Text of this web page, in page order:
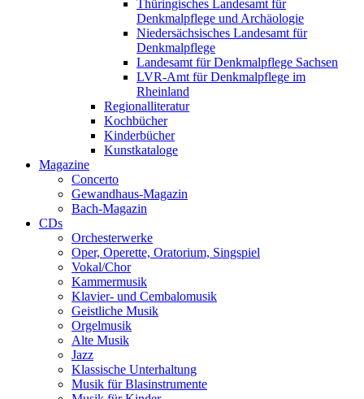
Thüringisches Landesamt für
Denkmalpflege und Archäologie
Niedersächsisches Landesamt für
Denkmalpflege
Landesamt für Denkmalpflege Sachsen
LVR-Amt für Denkmalpflege im
Rheinland
Regionalliteratur
Kochbücher
Kinderbücher
Kunstkataloge
Magazine
Concerto
Gewandhaus-Magazin
Bach-Magazin
CDs
Orchesterwerke
Oper, Operette, Oratorium, Singspiel
Vokal/Chor
Kammermusik
Klavier- und Cembalomusik
Geistliche Musik
Orgelmusik
Alte Musik
Jazz
Klassische Unterhaltung
Musik für Blasinstrumente